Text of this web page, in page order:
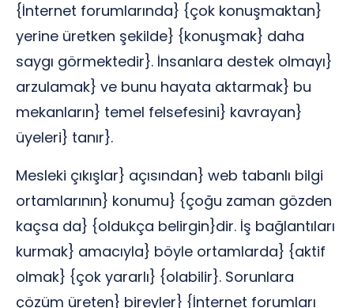
{İnternet forumlarında} {çok konuşmaktan}
yerine üretken şekilde} {konuşmak} daha
saygı görmektedir}. İnsanlara destek olmayı}
arzulamak} ve bunu hayata aktarmak} bu
mekanların} temel felsefesini} kavrayan}
üyeleri} tanır}.
Mesleki çıkışlar} açısından} web tabanlı bilgi
ortamlarının} konumu} {çoğu zaman gözden
kaçsa da} {oldukça belirgin}dir. İş bağlantıları
kurmak} amacıyla} böyle ortamlarda} {aktif
olmak} {çok yararlı} {olabilir}. Sorunlara
çözüm üreten} bireyler} {İnternet forumları